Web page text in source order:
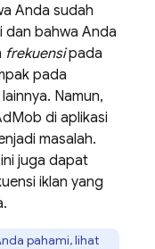
Anda sudah
dan bahwa Anda
frekuensipada
pada
Namun,
di aplikasi
masalah.
juga dapat
iklan yang
pahami, lihat